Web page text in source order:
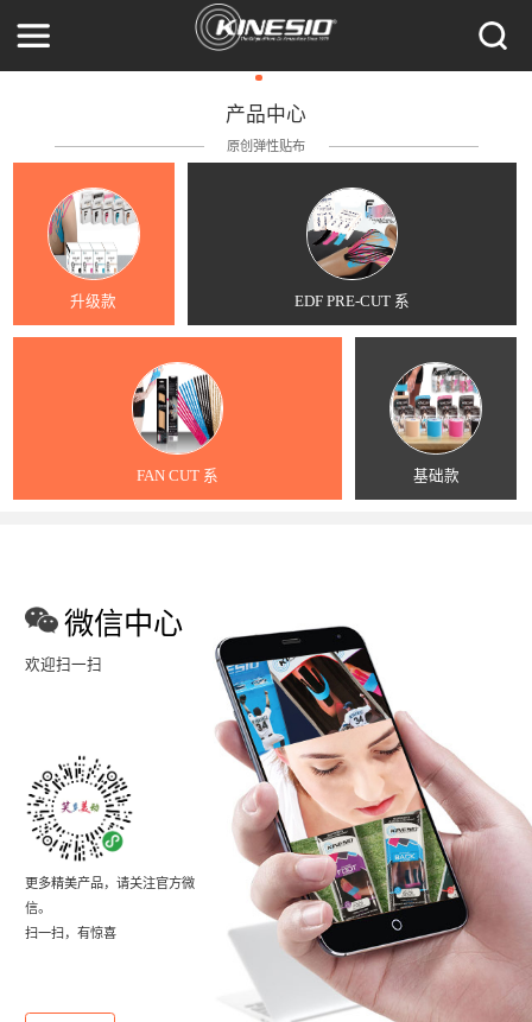
产品中心
原创弹性贴布
升级款 EDF PRE-CUT 系
FAN CUT 系 基础款
微信中心
欢迎扫一扫
更多精美产品，请关注官方微
信。
扫一扫，有惊喜